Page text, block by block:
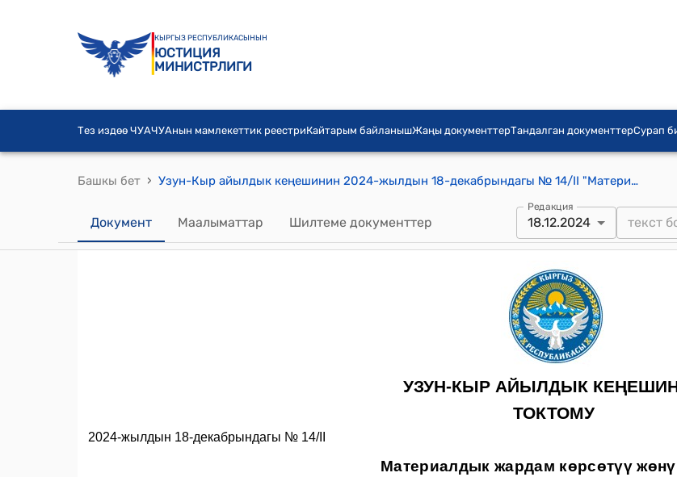
КЫРГЫЗ РЕСПУБЛИКАСЫНЫН
ЮСТИЦИЯ
МИНИСТРЛИГИ
Тез издөө ЧУАЧУАнын мамлекеттик реестриКайтарым байланышЖаңы документтерТандалган документтерСурап
Башкы бет › Узун-Кыр айылдык кеңешинин 2024-жылдын 18-декабрындагы № 14/II "Материалдык жардам көрсөтүү жөнүндө" токтому
Документ Маалыматтар Шилтеме документтер
Редакция
18.12.2024